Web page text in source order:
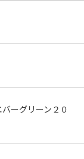
ーグリーン２０